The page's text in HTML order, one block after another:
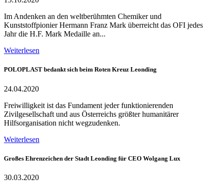
Im Andenken an den weltberühmten Chemiker und
Kunststoffpionier Hermann Franz Mark überreicht das OFI jedes
Jahr die H.F. Mark Medaille an...
Weiterlesen
POLOPLAST bedankt sich beim Roten Kreuz Leonding
24.04.2020
Freiwilligkeit ist das Fundament jeder funktionierenden
Zivilgesellschaft und aus Österreichs größter humanitärer
Hilfsorganisation nicht wegzudenken.
Weiterlesen
Großes Ehrenzeichen der Stadt Leonding für CEO Wolgang Lux
30.03.2020